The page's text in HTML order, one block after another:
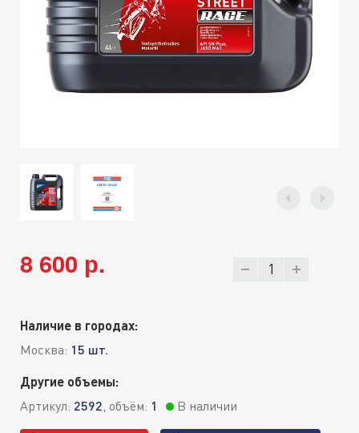
8 600 р.
Наличие в городах:
Москва: 15 шт.
Другие объемы:
Артикул: 2592, объём: 1 В наличии